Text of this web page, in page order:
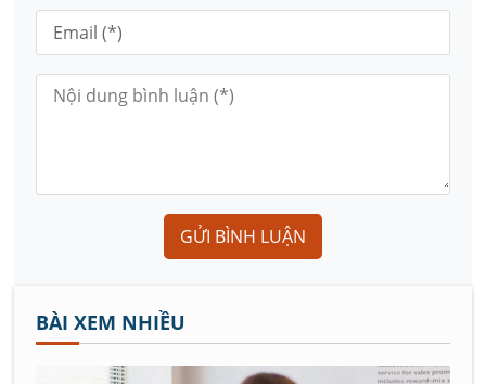
GỬI BÌNH LUẬN
BÀI XEM NHIỀU